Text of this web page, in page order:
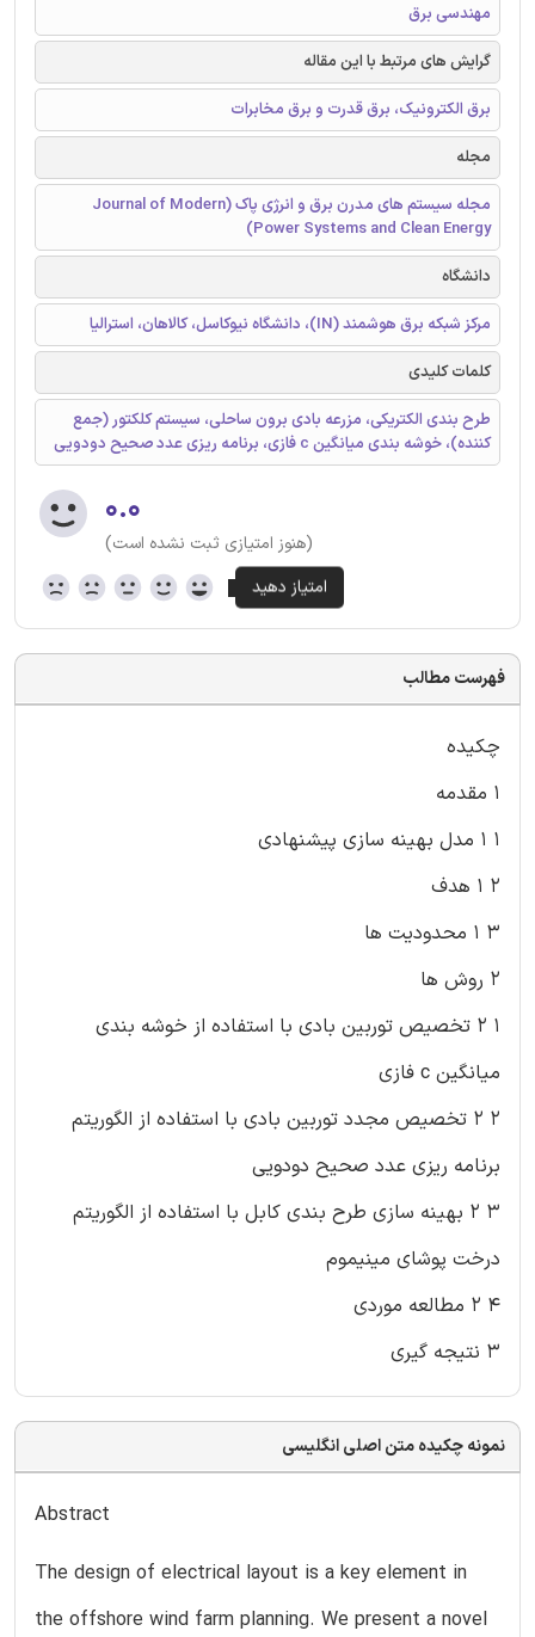
مهندسی برق
گرایش های مرتبط با این مقاله
برق الکترونیک، برق قدرت و برق مخابرات
مجله
مجله سیستم های مدرن برق و انرژی پاک (Journal of Modern
Power Systems and Clean Energy)
دانشگاه
مرکز شبکه برق هوشمند (IN)، دانشگاه نیوکاسل، کالاهان، استرالیا
کلمات کلیدی
طرح بندی الکتریکی، مزرعه بادی برون ساحلی، سیستم کلکتور (جمع
کننده)، خوشه بندی میانگین c فازی، برنامه ریزی عدد صحیح دودویی
۰.۰
(هنوز امتیازی ثبت نشده است)
فهرست مطالب
چکیده
۱ مقدمه
۱ ۱ مدل بهینه سازی پیشنهادی
۲ ۱ هدف
۳ ۱ محدودیت ها
۲ روش ها
۱ ۲ تخصیص توربین بادی با استفاده از خوشه بندی
میانگین c فازی
۲ ۲ تخصیص مجدد توربین بادی با استفاده از الگوریتم
برنامه ریزی عدد صحیح دودویی
۳ ۲ بهینه سازی طرح بندی کابل با استفاده از الگوریتم
درخت پوشای مینیموم
۴ ۲ مطالعه موردی
۳ نتیجه گیری
نمونه چکیده متن اصلی انگلیسی
Abstract
The design of electrical layout is a key element in
the offshore wind farm planning. We present a novel